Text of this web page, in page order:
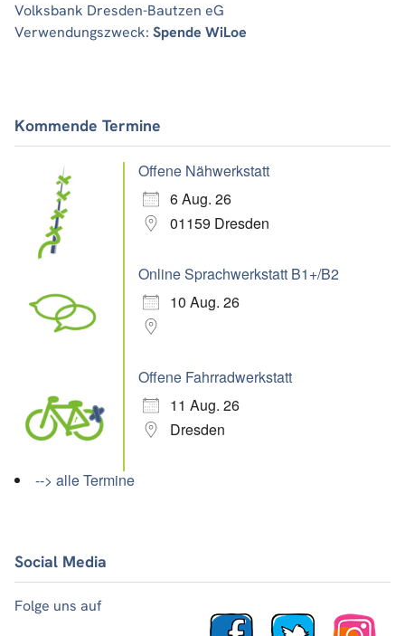
Volksbank Dresden-Bautzen eG
Verwendungszweck: Spende WiLoe
Kommende Termine
Offene Nähwerkstatt
6 Aug. 26
01159 Dresden
Online Sprachwerkstatt B1+/B2
10 Aug. 26
Offene Fahrradwerkstatt
11 Aug. 26
Dresden
--> alle Termine
Social Media
Folge uns auf